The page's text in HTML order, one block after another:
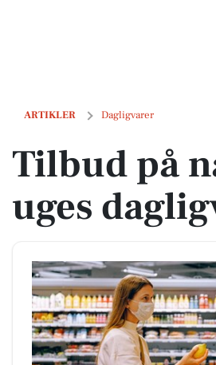
ARTIKLER Dagligvarer
Tilbud på næste uges dagligvarer
Tilbud på
uges